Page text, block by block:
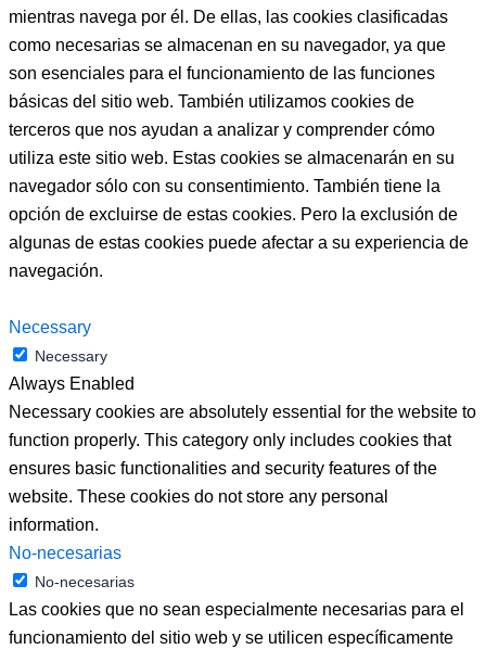
mientras navega por él. De ellas, las cookies clasificadas
como necesarias se almacenan en su navegador, ya que
son esenciales para el funcionamiento de las funciones
básicas del sitio web. También utilizamos cookies de
terceros que nos ayudan a analizar y comprender cómo
utiliza este sitio web. Estas cookies se almacenarán en su
navegador sólo con su consentimiento. También tiene la
opción de excluirse de estas cookies. Pero la exclusión de
algunas de estas cookies puede afectar a su experiencia de
navegación.
Necessary
Necessary
Always Enabled
Necessary cookies are absolutely essential for the website to
function properly. This category only includes cookies that
ensures basic functionalities and security features of the
website. These cookies do not store any personal
information.
No-necesarias
No-necesarias
Las cookies que no sean especialmente necesarias para el
funcionamiento del sitio web y se utilicen específicamente